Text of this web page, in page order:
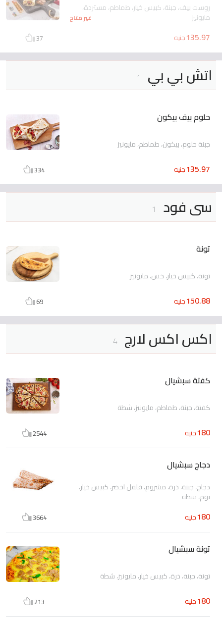
روست بيف، جبنة، كبيس خيار، طماطم، مستردة،
مايونيز غير متاح
135.97جنيه 37
اتش بي بي 1
حلوم بيف بيكون
جبنة حلوم، بيكون، طماطم، مايونيز
135.97جنيه 334
سى فود 1
تونة
تونة، كبيس خيار، خس، مايونيز
150.88جنيه 69
اكس اكس لارج 4
كفتة سبشيال
كفتة، جبنة، طماطم، مايونيز، شطة
180جنيه 2544
دجاج سبشيال
دجاج، جبنة، ذرة، مشروم، فلفل اخضر، كبيس خيار،
ثوم، شطة
180جنيه 3664
تونة سبشيال
تونة، جبنة، ذرة، كبيس خيار، مايونيز، شطة
180جنيه 213